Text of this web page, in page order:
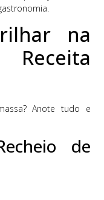
na
Anote tudo e
de